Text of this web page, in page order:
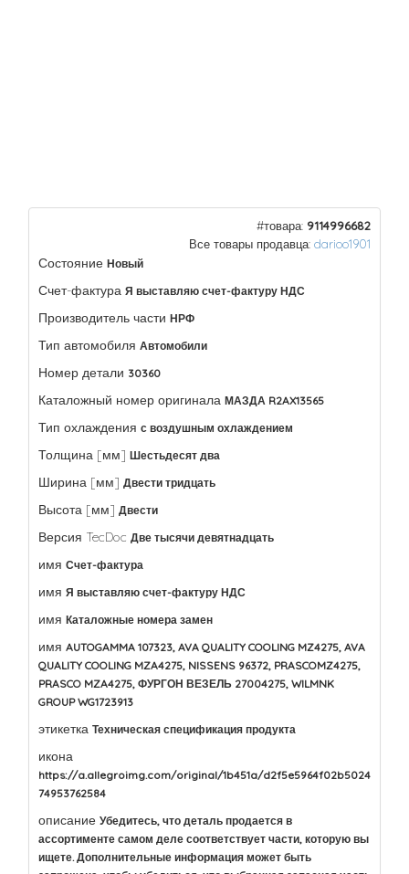
#товара: 9114996682
Все товары продавца: darioo1901
Состояние Новый
Счет-фактура Я выставляю счет-фактуру НДС
Производитель части НРФ
Тип автомобиля Автомобили
Номер детали 30360
Каталожный номер оригинала МАЗДА R2AX13565
Тип охлаждения с воздушным охлаждением
Толщина [мм] Шестьдесят два
Ширина [мм] Двести тридцать
Высота [мм] Двести
Версия TecDoc Две тысячи девятнадцать
имя Счет-фактура
имя Я выставляю счет-фактуру НДС
имя Каталожные номера замен
имя AUTOGAMMA 107323, AVA QUALITY COOLING MZ4275, AVA
QUALITY COOLING MZA4275, NISSENS 96372, PRASCOMZ4275,
PRASCO MZA4275, ФУРГОН ВЕЗЕЛЬ 27004275, WILMNK
GROUP WG1723913
этикетка Техническая спецификация продукта
икона
https://a.allegroimg.com/original/1b451a/d2f5e5964f02b5024
74953762584
описание Убедитесь, что деталь продается в
ассортименте самом деле соответствует части, которую вы
ищете. Дополнительные информация может быть